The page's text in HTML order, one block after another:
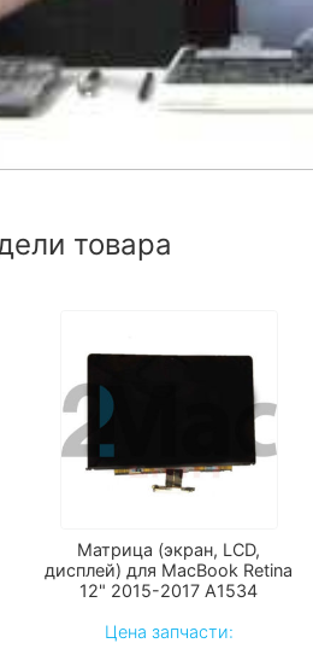
товара
Матрица (экран, LCD,
дисплей) для MacBook Retina
12" 2015-2017 A1534
Цена запчасти: